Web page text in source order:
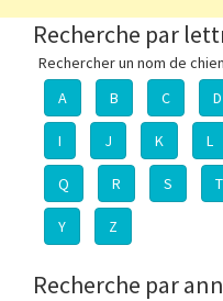
Recherche par
Rechercher un nom de
A
B C D
I J K L
Q R S T
Y Z
Recherche par